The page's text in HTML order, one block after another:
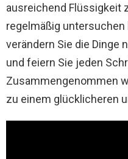
ausreichend Flüssigkeit
regelmäßig untersuchen
verändern Sie die Dinge
und feiern Sie jeden
Zusammengenommen
zu einem glücklicheren